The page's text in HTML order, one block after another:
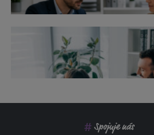
Výpověď ze zdravotních důvodů 2026 –
zaměstnavatele